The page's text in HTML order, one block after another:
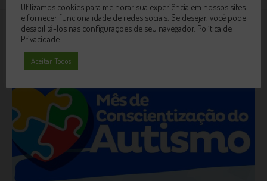
VOCÊ TAMBÉM PODE GOSTAR
Utilizamos cookies para melhorar sua experiência em nossos sites
e fornecer funcionalidade de redes sociais. Se desejar, você pode
desabilitá-los nas configurações de seu navegador. Política de
Privacidade
Aceitar Todos